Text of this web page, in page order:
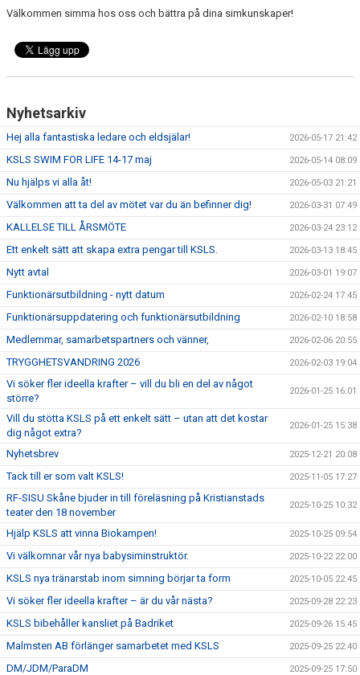
Välkommen simma hos oss och bättra på dina simkunskaper!
Nyhetsarkiv
Hej alla fantastiska ledare och eldsjälar! 2026-05-17 21:42
KSLS SWIM FOR LIFE 14-17 maj 2026-05-14 08:09
Nu hjälps vi alla åt! 2026-05-03 21:21
Välkommen att ta del av mötet var du än befinner dig! 2026-03-31 07:49
KALLELSE TILL ÅRSMÖTE 2026-03-24 23:12
Ett enkelt sätt att skapa extra pengar till KSLS. 2026-03-13 18:45
Nytt avtal 2026-03-01 19:07
Funktionärsutbildning - nytt datum 2026-02-24 17:45
Funktionärsuppdatering och funktionärsutbildning 2026-02-10 18:58
Medlemmar, samarbetspartners och vänner, 2026-02-06 20:55
TRYGGHETSVANDRING 2026 2026-02-03 19:04
Vi söker fler ideella krafter – vill du bli en del av något
större?
2026-01-25 16:01
Vill du stötta KSLS på ett enkelt sätt – utan att det kostar
dig något extra?
2026-01-25 15:38
Nyhetsbrev 2025-12-21 20:08
Tack till er som valt KSLS! 2025-11-05 17:27
RF-SISU Skåne bjuder in till föreläsning på Kristianstads
teater den 18 november
2025-10-25 10:32
Hjälp KSLS att vinna Biokampen! 2025-10-25 09:54
Vi välkomnar vår nya babysiminstruktör. 2025-10-22 22:00
KSLS nya tränarstab inom simning börjar ta form 2025-10-05 22:45
Vi söker fler ideella krafter – är du vår nästa? 2025-09-28 22:23
KSLS bibehåller kansliet på Badriket 2025-09-26 15:45
Malmsten AB förlänger samarbetet med KSLS 2025-09-25 22:40
DM/JDM/ParaDM 2025-09-25 17:50